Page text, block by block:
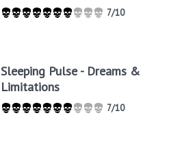
7/10
Sleeping Pulse - Dreams &
Limitations
7/10